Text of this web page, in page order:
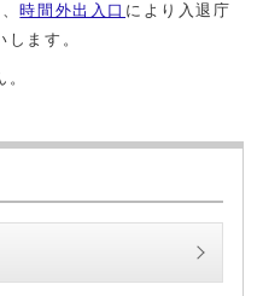
時間外出入口 により入退庁
ます。